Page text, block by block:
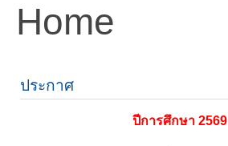
Home
ประกาศ
ปีการศึกษา 2569